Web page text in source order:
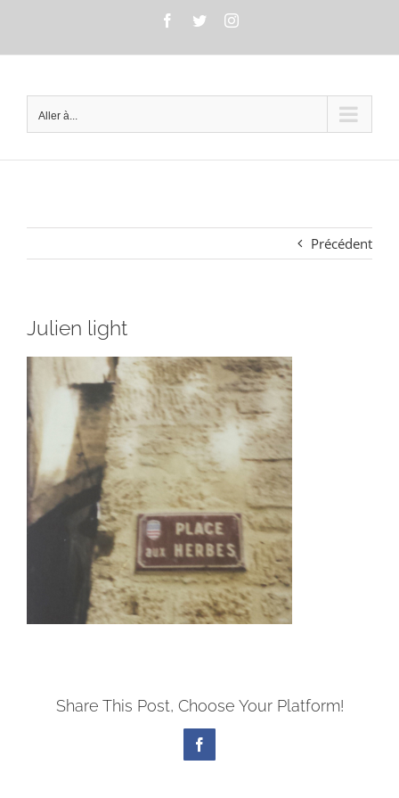
Facebook
TwitterInstagram
Aller à...
Précédent
Julien light
Share This Post, Choose Your Platform!
Facebook